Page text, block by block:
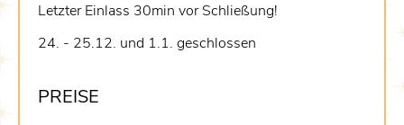
Letzter Einlass 30min vor Schließung!
24. - 25.12. und 1.1. geschlossen
PREISE